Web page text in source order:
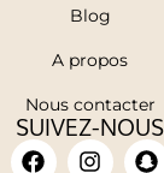
Blog
A propos
Nous contacter
SUIVEZ-NOUS